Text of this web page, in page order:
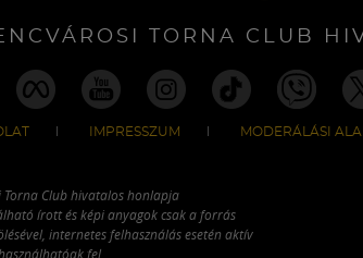
TORNA CLUB
IMPRESSZUM MODERÁLÁSI
Torna Club hivatalos honlapja
írott és képi anyagok csak a forrás
internetes felhasználás esetén aktív
fel.